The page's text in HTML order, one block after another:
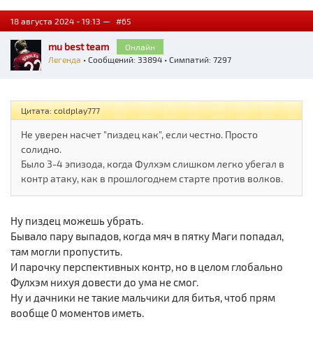
18 августа 2024 - 19:13 — #65
mu best team
Онлайн
Легенда • Сообщений: 33894 • Симпатий: 7297
Цитата: coldplay777
Не уверен насчет "пиздец как", если честно. Просто
солидно.
Было 3-4 эпизода, когда Фулхэм слишком легко убегал в
контр атаку, как в прошлогоднем старте против волков.
Ну пиздец можешь убрать.
Бывало пару выпадов, когда мяч в пятку Маги попадал,
там могли пропустить.
И парочку перспективных контр, но в целом глобально
Фулхэм нихуя довести до ума не смог.
Ну и дачники не такие мальчики для битья, чтоб прям
вообще 0 моментов иметь.